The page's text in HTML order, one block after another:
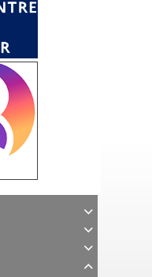



